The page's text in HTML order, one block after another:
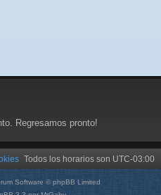
Regresamos pronto!
Todos los horarios son UTC-03:00
Software © phpBB Limited